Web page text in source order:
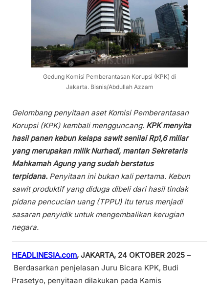
Gedung Komisi Pemberantasan Korupsi (KPK) di
Jakarta. Bisnis/Abdullah Azzam
Gelombang penyitaan aset Komisi Pemberantasan
Korupsi (KPK) kembali mengguncang. KPK menyita
hasil panen kebun kelapa sawit senilai Rp1,6 miliar
yang merupakan milik Nurhadi, mantan Sekretaris
Mahkamah Agung yang sudah berstatus
terpidana. Penyitaan ini bukan kali pertama. Kebun
sawit produktif yang diduga dibeli dari hasil tindak
pidana pencucian uang (TPPU) itu terus menjadi
sasaran penyidik untuk mengembalikan kerugian
negara.
HEADLINESIA.com, JAKARTA, 24 OKTOBER 2025 –
Berdasarkan penjelasan Juru Bicara KPK, Budi
Prasetyo, penyitaan dilakukan pada Kamis